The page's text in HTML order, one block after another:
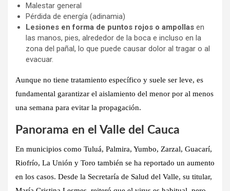
Malestar general
Pérdida de energía (adinamia)
Lesiones en forma de puntos rojos o ampollas en
las manos, pies, alrededor de la boca e incluso en la
zona del pañal, lo que puede causar dolor al tragar o al
evacuar.
Aunque no tiene tratamiento específico y suele ser leve, es
fundamental garantizar el aislamiento del menor por al menos
una semana para evitar la propagación.
Panorama en el Valle del Cauca
En municipios como Tuluá, Palmira, Yumbo, Zarzal, Guacarí,
Riofrío, La Unión y Toro también se ha reportado un aumento
en los casos. Desde la Secretaría de Salud del Valle, su titular,